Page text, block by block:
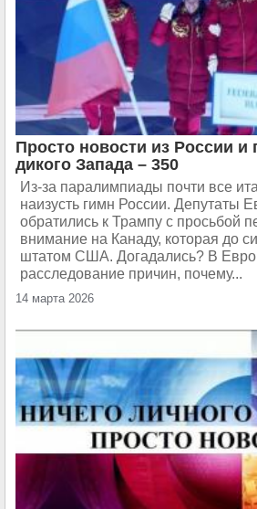
Просто новости из России и
дикого Запада – 350
Из-за паралимпиады почти все
наизусть гимн России. Депутаты
обратились к Трампу с просьбой
внимание на Канаду, которая до
штатом США. Догадались? В
расследование причин, почему...
14 марта 2026